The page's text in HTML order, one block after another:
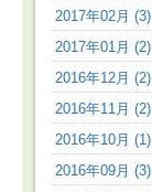
2017年02月 (3)
2017年01月 (2)
2016年12月 (2)
2016年11月 (2)
2016年10月 (1)
2016年09月 (3)